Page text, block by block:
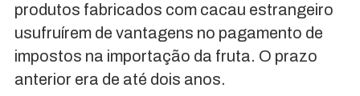
produtos fabricados com cacau estrangeiro
usufruírem de vantagens no pagamento de
impostos na importação da fruta. O prazo
anterior era de até dois anos.